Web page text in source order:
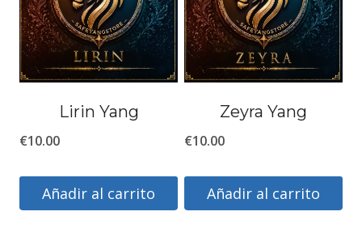
Lirin Yang
€10.00
Añadir al carrito
Zeyra Yang
€10.00
Añadir al carrito